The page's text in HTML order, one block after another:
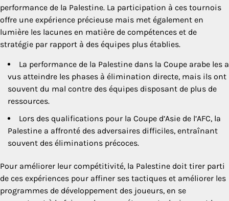
performance de la Palestine. La participation à ces tournois
offre une expérience précieuse mais met également en
lumière les lacunes en matière de compétences et de
stratégie par rapport à des équipes plus établies.
La performance de la Palestine dans la Coupe arabe les a
vus atteindre les phases à élimination directe, mais ils ont
souvent du mal contre des équipes disposant de plus de
ressources.
Lors des qualifications pour la Coupe d’Asie de l’AFC, la
Palestine a affronté des adversaires difficiles, entraînant
souvent des éliminations précoces.
Pour améliorer leur compétitivité, la Palestine doit tirer parti
de ces expériences pour affiner ses tactiques et améliorer les
programmes de développement des joueurs, en se